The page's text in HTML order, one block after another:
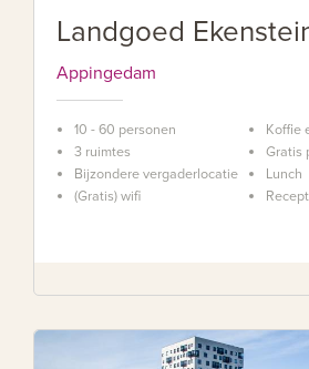
Landgoed
Appingedam
10 - 60 personen
3 ruimtes
Bijzondere vergaderlocatie
(Gratis) wifi
Koffie
Gratis
Lunch